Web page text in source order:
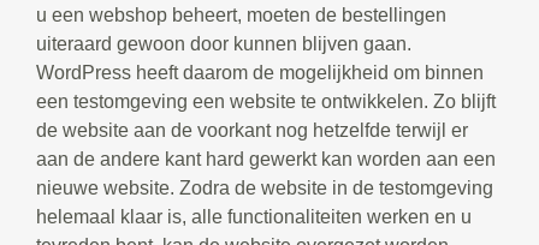
u een webshop beheert, moeten de bestellingen
uiteraard gewoon door kunnen blijven gaan.
WordPress heeft daarom de mogelijkheid om binnen
een testomgeving een website te ontwikkelen. Zo blijft
de website aan de voorkant nog hetzelfde terwijl er
aan de andere kant hard gewerkt kan worden aan een
nieuwe website. Zodra de website in de testomgeving
helemaal klaar is, alle functionaliteiten werken en u